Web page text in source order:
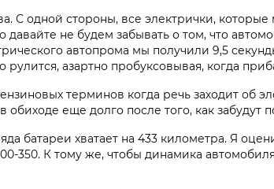
С одной стороны, все электрички,
давайте не будем забывать о том, что
автопрома мы получили 9,5
азартно пробуксовывая, когда
терминов когда речь заходит об
обиходе еще долго после того, как
батареи хватает на 433 километра. Я
350. К тому же, чтобы динамика